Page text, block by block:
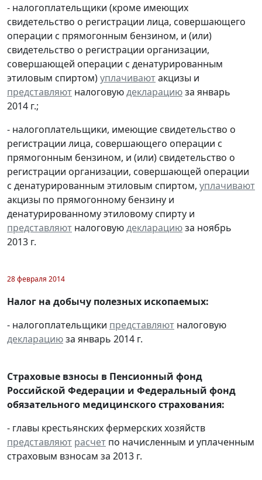
- налогоплательщики (кроме имеющих
свидетельство о регистрации лица, совершающего
операции с прямогонным бензином, и (или)
свидетельство о регистрации организации,
совершающей операции с денатурированным
этиловым спиртом)уплачиваютакцизы и
представляют налоговуюдекларациюза январь
2014 г.;
- налогоплательщики, имеющие свидетельство о
регистрации лица, совершающего операции с
прямогонным бензином, и (или) свидетельство о
регистрации организации, совершающей операции
с денатурированным этиловым спиртом, уплачивают
акцизы по прямогонному бензину и
денатурированному этиловому спирту и
представляют налоговуюдекларациюза ноябрь
2013 г.
28 февраля 2014
Налог на добычу полезных ископаемых:
- налогоплательщики представляют налоговую
декларациюза январь 2014 г.
Страховые взносы в Пенсионный фонд
Российской Федерации и Федеральный фонд
обязательного медицинского страхования:
- главы крестьянских фермерских хозяйств
представляют расчет по начисленным и уплаченным
страховым взносам за 2013 г.